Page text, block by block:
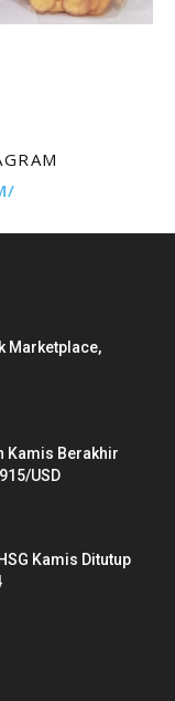
Marketplace,
Kamis Berakhir
USD
Kamis Ditutup